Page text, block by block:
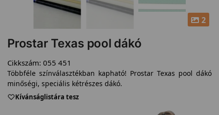
2
Prostar Texas pool dákó
Cikkszám: 055 451
Többféle színválasztékban kapható! Prostar Texas pool dákó
minőségi, speciális kétrészes dákó.
Kívánságlistára tesz